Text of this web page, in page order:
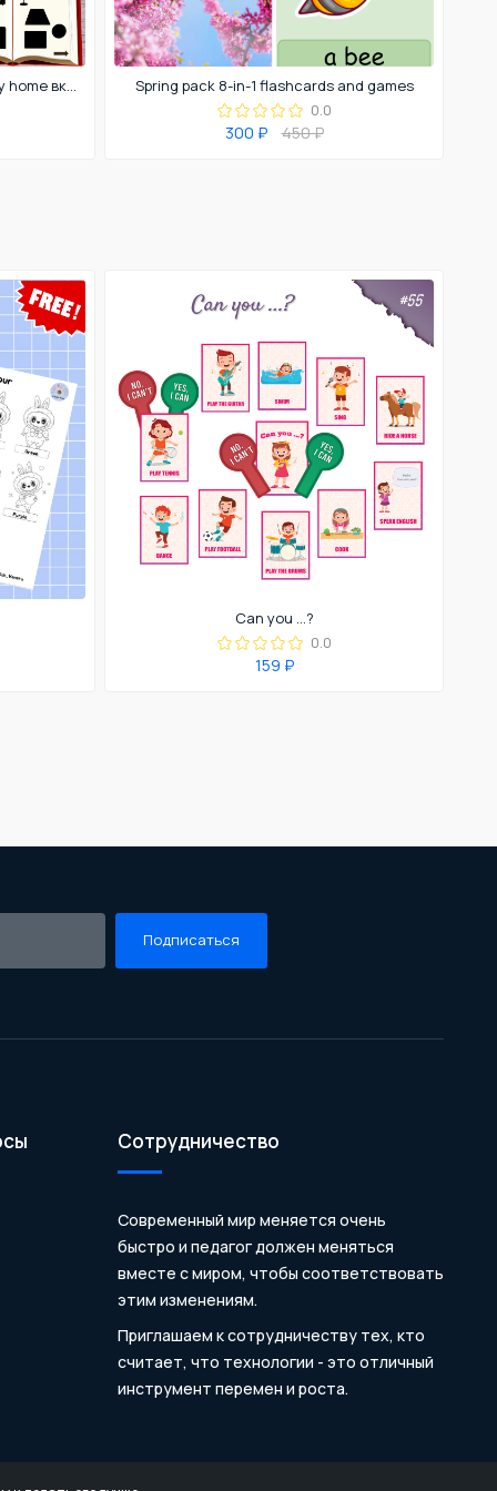
Интерактивная презентация My home включает в себя презентацию слов по теме Мебель и задания на запоминание написания слов (вставить пропущенные буквы), а также на запоминание слов.
Spring pack 8-in-1 flashcards and games
0.0
300 ₽ 450 ₽
Can you ...?
0.0
159 ₽
Подписаться
Сотрудничество
Современный мир меняется очень
быстро и педагог должен меняться
вместе с миром, чтобы соответствовать
этим изменениям.
Приглашаем к сотрудничеству тех, кто
считает, что технологии - это отличный
инструмент перемен и роста.